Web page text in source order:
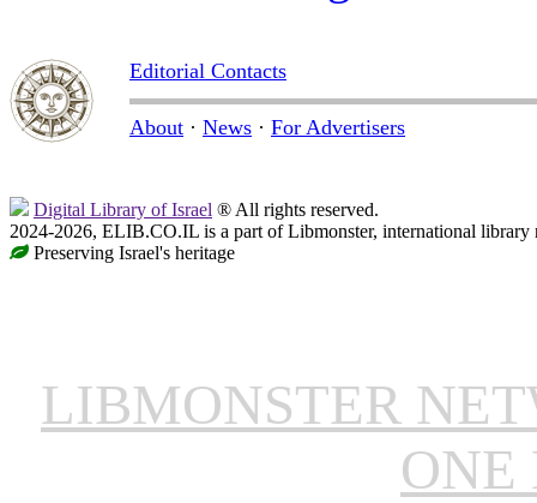
Editorial Contacts
About · News · For Advertisers
Digital Library of Israel ® All rights reserved.
2024-2026, ELIB.CO.IL is a part of Libmonster, international library
Preserving Israel's heritage
LIBMONSTER
ONE